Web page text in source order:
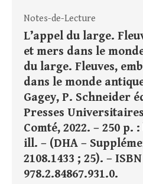
Notes-de-Lecture
L’appel du large.
et mers dans le
du large. Fleuves,
dans le monde
Gagey, P. Schneider
Presses
Comté, 2022. – 250
ill. – (DHA –
2108.1433 ; 25). –
978.2.84867.931.0.